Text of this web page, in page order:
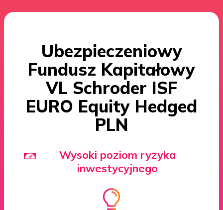
Ubezpieczeniowy
Fundusz Kapitałowy
VL Schroder ISF
EURO Equity Hedged
PLN
Wysoki poziom ryzyka
inwestycyjnego